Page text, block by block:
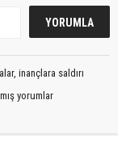
inançlara saldırı
yorumlar